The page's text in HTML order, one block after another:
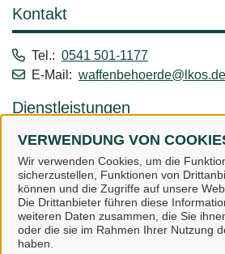
VERWENDUNG VON
Wir verwenden Cookies, um die
sicherzustellen, Funktionen von
können und die Zugriffe auf unsere
Die Drittanbieter führen diese
weiteren Daten zusammen, die Sie
oder die sie im Rahmen Ihrer Nutzung
haben.
Kontakt
Tel.: 0541 501-1177
E-Mail: waffenbehoerde@lkos.de
Dienstleistungen
Alle zugeordneten
Landkreis Osnabrück